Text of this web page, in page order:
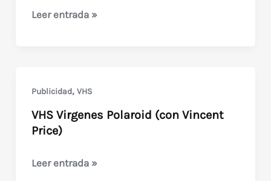
Collage
Leer entrada »
Publicidad, VHS
VHS Virgenes Polaroid (con Vincent
Price)
VHS
Leer entrada »